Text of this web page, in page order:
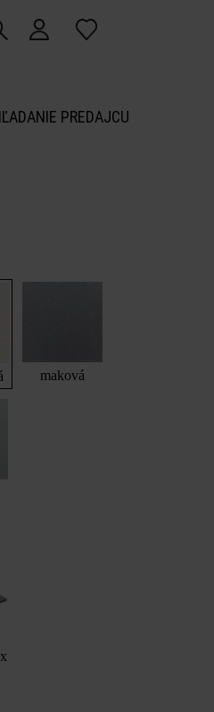
PREDAJCU
x 2,9 cm, kremencová ako
60 x 19 x15 cm, krieda
maková